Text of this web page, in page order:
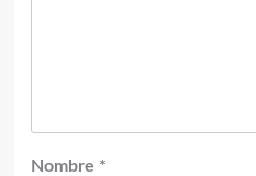
Nombre *